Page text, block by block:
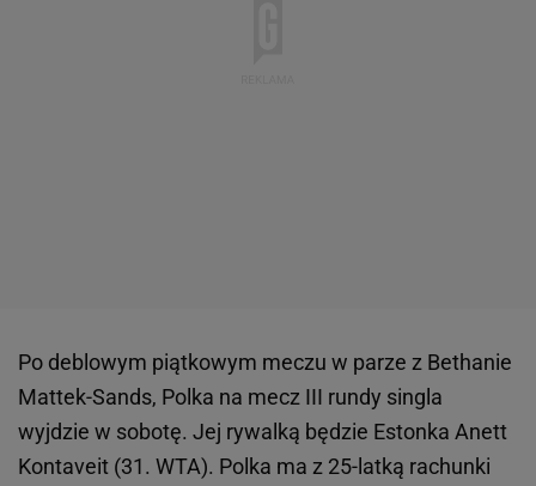
Po deblowym piątkowym meczu w parze z Bethanie
Mattek-Sands, Polka na mecz III rundy singla
wyjdzie w sobotę. Jej rywalką będzie Estonka Anett
Kontaveit (31. WTA). Polka ma z 25-latką rachunki